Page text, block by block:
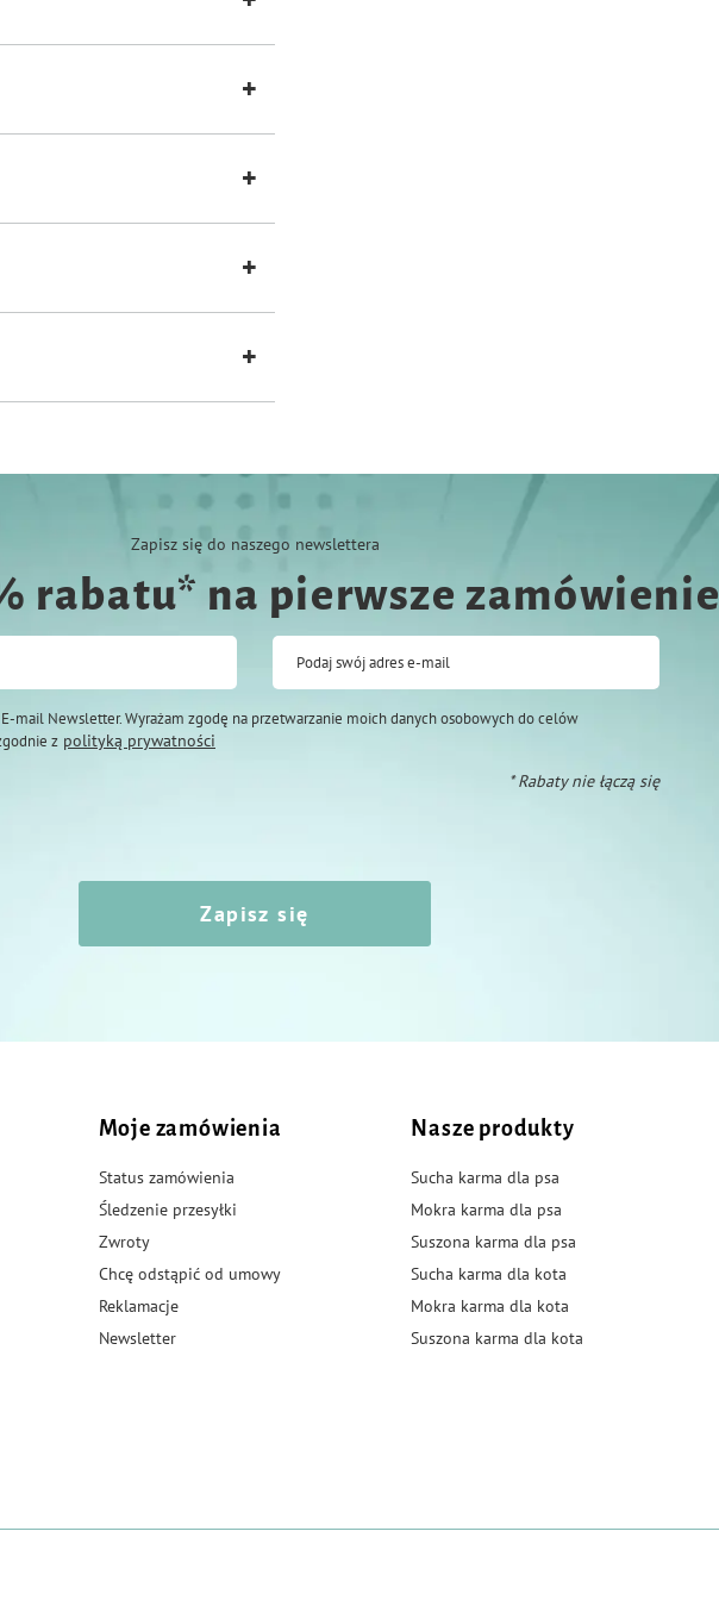
Zapisz się do naszego newslettera
rabatu* na pierwsze zamówienie
Podaj swój adres e-mail
mail Newsletter. Wyrażam zgodę na przetwarzanie moich danych osobowych do celów
z polityką prywatności
* Rabaty nie łączą się
Zapisz się
Moje zamówienia
Status zamówienia
Śledzenie przesyłki
Zwroty
Chcę odstąpić od umowy
Reklamacje
Newsletter
Nasze produkty
Sucha karma dla psa
Mokra karma dla psa
Suszona karma dla psa
Sucha karma dla kota
Mokra karma dla kota
Suszona karma dla kota